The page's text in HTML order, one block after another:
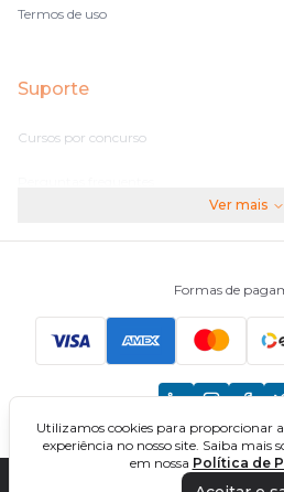
Termos de uso
Suporte
Cursos por concurso
Principais Concursos
CNU
TCU
Ver mais
Formas de
Utilizamos cookies para proporcionar
experiência no nosso site. Saiba mais
em nossa Política de